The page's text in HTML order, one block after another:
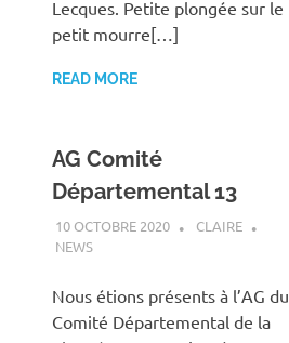
Lecques. Petite plongée sur le
petit mourre[…]
READ MORE
AG Comité
Départemental 13
10 OCTOBRE 2020
CLAIRE
NEWS
Nous étions présents à l’AG du
Comité Départemental de la